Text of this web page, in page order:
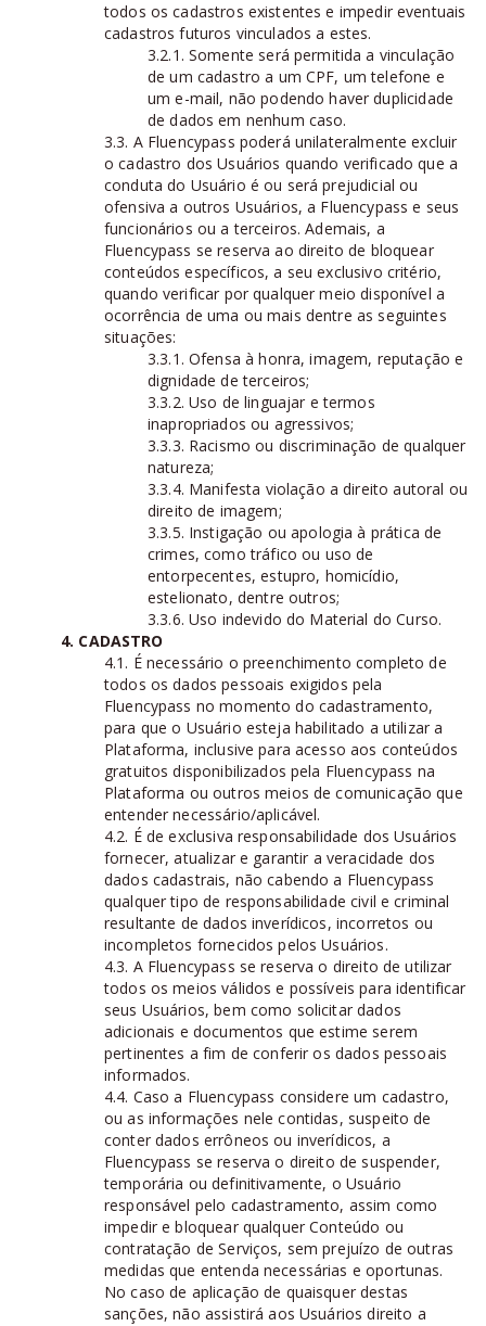
todos os cadastros existentes e impedir eventuais
cadastros futuros vinculados a estes.
3.2.1. Somente será permitida a vinculação
de um cadastro a um CPF, um telefone e
um e-mail, não podendo haver duplicidade
de dados em nenhum caso.
3.3. A Fluencypass poderá unilateralmente excluir
o cadastro dos Usuários quando verificado que a
conduta do Usuário é ou será prejudicial ou
ofensiva a outros Usuários, a Fluencypass e seus
funcionários ou a terceiros. Ademais, a
Fluencypass se reserva ao direito de bloquear
conteúdos específicos, a seu exclusivo critério,
quando verificar por qualquer meio disponível a
ocorrência de uma ou mais dentre as seguintes
situações:
3.3.1. Ofensa à honra, imagem, reputação e
dignidade de terceiros;
3.3.2. Uso de linguajar e termos
inapropriados ou agressivos;
3.3.3. Racismo ou discriminação de qualquer
natureza;
3.3.4. Manifesta violação a direito autoral ou
direito de imagem;
3.3.5. Instigação ou apologia à prática de
crimes, como tráfico ou uso de
entorpecentes, estupro, homicídio,
estelionato, dentre outros;
3.3.6. Uso indevido do Material do Curso.
4. CADASTRO
4.1. É necessário o preenchimento completo de
todos os dados pessoais exigidos pela
Fluencypass no momento do cadastramento,
para que o Usuário esteja habilitado a utilizar a
Plataforma, inclusive para acesso aos conteúdos
gratuitos disponibilizados pela Fluencypass na
Plataforma ou outros meios de comunicação que
entender necessário/aplicável.
4.2. É de exclusiva responsabilidade dos Usuários
fornecer, atualizar e garantir a veracidade dos
dados cadastrais, não cabendo a Fluencypass
qualquer tipo de responsabilidade civil e criminal
resultante de dados inverídicos, incorretos ou
incompletos fornecidos pelos Usuários.
4.3. A Fluencypass se reserva o direito de utilizar
todos os meios válidos e possíveis para identificar
seus Usuários, bem como solicitar dados
adicionais e documentos que estime serem
pertinentes a fim de conferir os dados pessoais
informados.
4.4. Caso a Fluencypass considere um cadastro,
ou as informações nele contidas, suspeito de
conter dados errôneos ou inverídicos, a
Fluencypass se reserva o direito de suspender,
temporária ou definitivamente, o Usuário
responsável pelo cadastramento, assim como
impedir e bloquear qualquer Conteúdo ou
contratação de Serviços, sem prejuízo de outras
medidas que entenda necessárias e oportunas.
No caso de aplicação de quaisquer destas
sanções, não assistirá aos Usuários direito a